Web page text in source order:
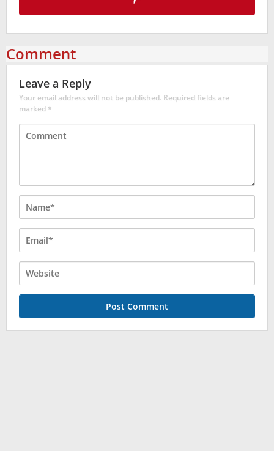
Comment
Leave a Reply
Your email address will not be published. Required fields are
marked*